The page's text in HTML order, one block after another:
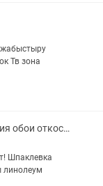
Шпаклевка эмульсия обои откосы покраска
Шпаклевка
линолеум